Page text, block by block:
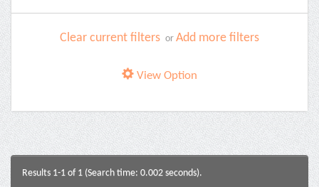
Clear current filters or Add more filters
View Option
Results 1-1 of 1 (Search time: 0.002 seconds).